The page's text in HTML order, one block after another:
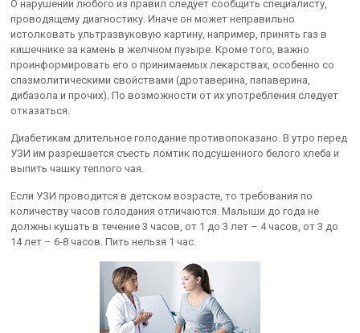
О нарушении любого из правил следует сообщить специалисту,
проводящему диагностику. Иначе он может неправильно
истолковать ультразвуковую картину, например, принять газ в
кишечнике за камень в желчном пузыре. Кроме того, важно
проинформировать его о принимаемых лекарствах, особенно со
спазмолитическими свойствами (дротаверина, папаверина,
дибазола и прочих). По возможности от их употребления следует
отказаться.
Диабетикам длительное голодание противопоказано. В утро перед
УЗИ им разрешается съесть ломтик подсушенного белого хлеба и
выпить чашку теплого чая.
Если УЗИ проводится в детском возрасте, то требования по
количеству часов голодания отличаются. Малыши до года не
должны кушать в течение 3 часов, от 1 до 3 лет – 4 часов, от 3 до
14 лет – 6-8 часов. Пить нельзя 1 час.